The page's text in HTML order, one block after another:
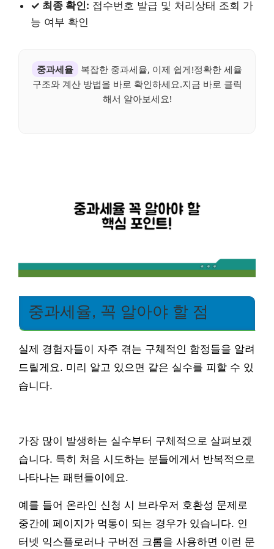
✓ 최종 확인: 접수번호 발급 및 처리상태 조회 가
능 여부 확인
중과세율
복잡한 중과세율, 이제 쉽게!정확한 세율
구조와 계산 방법을 바로 확인하세요.지금 바로 클릭
해서 알아보세요!
중과세율, 꼭 알아야 할 점
실제 경험자들이 자주 겪는 구체적인 함정들을 알려
드릴게요. 미리 알고 있으면 같은 실수를 피할 수 있
습니다.
가장 많이 발생하는 실수부터 구체적으로 살펴보겠
습니다. 특히 처음 시도하는 분들에게서 반복적으로
나타나는 패턴들이에요.
예를 들어 온라인 신청 시 브라우저 호환성 문제로
중간에 페이지가 먹통이 되는 경우가 있습니다. 인
터넷 익스플로러나 구버전 크롬을 사용하면 이런 문